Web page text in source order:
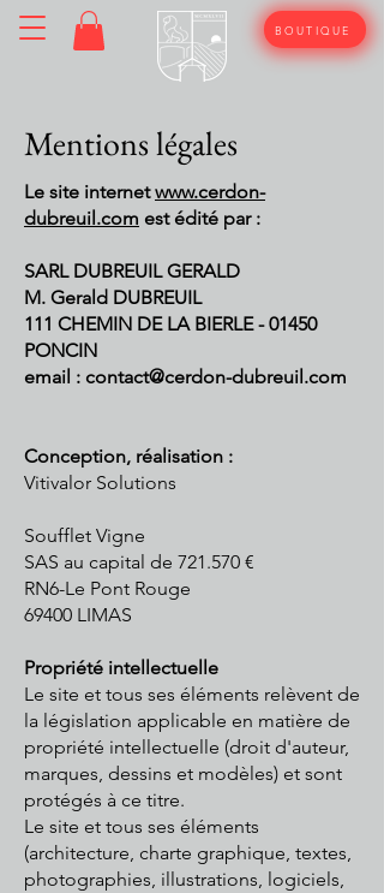
BOUTIQUE
Mentions légales
Le site internetwww.cerdon-
dubreuil.com est édité par :
SARL DUBREUIL GERALD
M. Gerald DUBREUIL
111 CHEMIN DE LA BIERLE - 01450
PONCIN
email : contact@cerdon-dubreuil.com
Conception, réalisation :
Vitivalor Solutions
Soufflet Vigne
SAS au capital de 721.570 €
RN6-Le Pont Rouge
69400 LIMAS
Propriété intellectuelle
Le site et tous ses éléments relèvent de
la législation applicable en matière de
propriété intellectuelle (droit d'auteur,
marques, dessins et modèles) et sont
protégés à ce titre.
Le site et tous ses éléments
(architecture, charte graphique, textes,
photographies, illustrations, logiciels,